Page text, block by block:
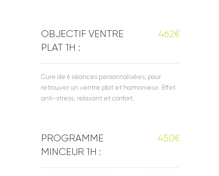
OBJECTIF VENTRE
PLAT 1H :
462€
Cure de 6 séances personnalisées, pour
retrouver un ventre plat et harmonieux. Effet
anti-stress, relaxant et confort.
PROGRAMME
MINCEUR 1H :
450€